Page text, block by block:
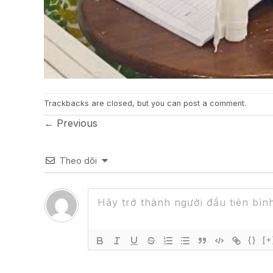
Trackbacks are closed, but you can post a comment.
← Previous
Theo dõi
{}